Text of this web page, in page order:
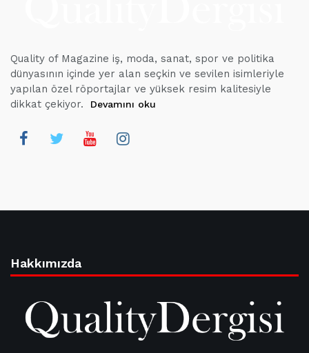
Quality of Magazine iş, moda, sanat, spor ve politika
dünyasının içinde yer alan seçkin ve sevilen isimleriyle
yapılan özel röportajlar ve yüksek resim kalitesiyle
dikkat çekiyor.
Devamını oku
Hakkımızda